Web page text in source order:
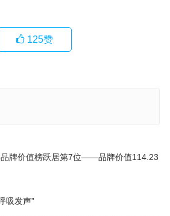
125赞
品牌价值榜跃居第7位——品牌价值114.23
吸发声”